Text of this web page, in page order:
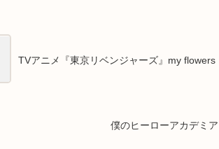
TVアニメ『東京リベンジャーズ』my flowers
僕のヒーローアカデミ